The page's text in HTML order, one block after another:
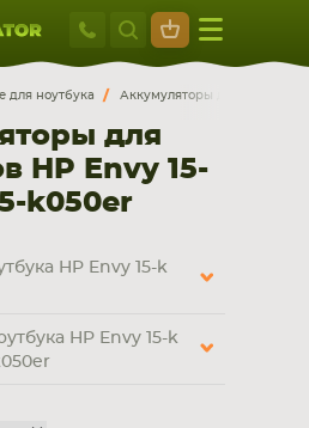
Москва
+7 495 414
Петербург
5с3 (м. Семеновская)
“Семеновская”
59
для ноутбука Аккумуляторы для ноутбуков
для
HP Envy 15-
k050er
HP Envy 15-k
HP Envy 15-k